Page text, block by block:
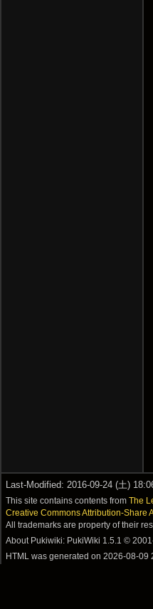
Last-Modified: 2016-09-24 (土)
This site contains contents fromThe
Creative Commons Attribution-Share
All trademarks are property of their
About Pukiwiki: PukiWiki 1.5.1 ©
HTML was generated on2026-08-09